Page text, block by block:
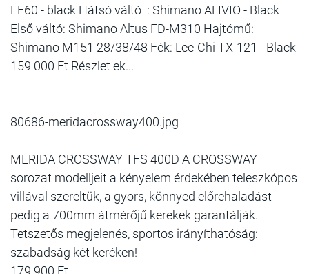
EF60 - black Hátsó váltó : Shimano ALIVIO - Black
Első váltó: Shimano Altus FD-M310 Hajtómű:
Shimano M151 28/38/48 Fék: Lee-Chi TX-121 - Black
159 000 Ft Részlet ek...
80686-meridacrossway400.jpg
MERIDA CROSSWAY TFS 400D A CROSSWAY
sorozat modelljeit a kényelem érdekében teleszkópos
villával szereltük, a gyors, könnyed előrehaladást
pedig a 700mm átmérőjű kerekek garantálják.
Tetszetős megjelenés, sportos irányíthatóság:
szabadság két keréken!
179 900 Ft